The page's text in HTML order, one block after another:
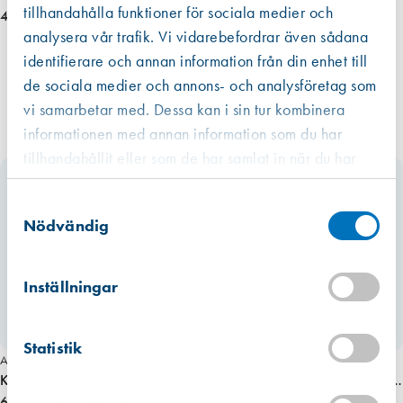
tillhandahålla funktioner för sociala medier och
analysera vår trafik. Vi vidarebefordrar även sådana
identifierare och annan information från din enhet till
de sociala medier och annons- och analysföretag som
vi samarbetar med. Dessa kan i sin tur kombinera
informationen med annan information som du har
tillhandahållit eller som de har samlat in när du har
använt deras tjänster.
Nödvändig
Inställningar
Statistik
4 155,00 kr
Art. nr 6168
Kittoff Drivrulle 120/60 mm
Slut i lager
Finns i lager (1 st)
Hitta hit
Hitta hit